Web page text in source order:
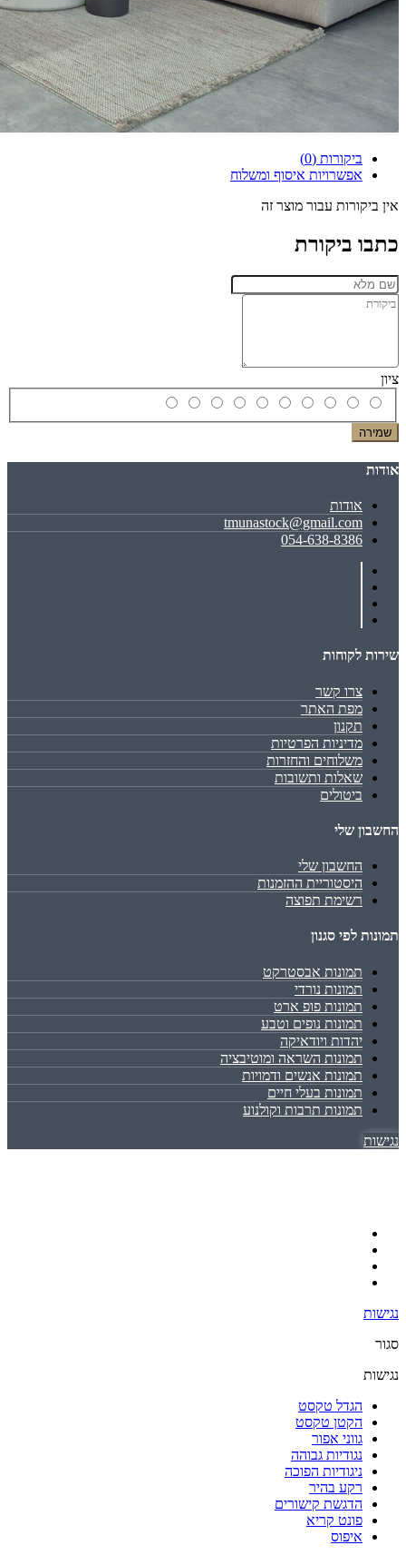
ביקורות (0)
אפשרויות איסוף ומשלוח
אין ביקורות עבור מוצר זה
כתבו ביקורת
ציון
שמירה
אודות
אודות
tmunastock@gmail.com
054-638-8386
שירות לקוחות
צרו קשר
מפת האתר
תקנון
מדיניות הפרטיות
משלוחים והחזרות
שאלות ותשובות
ביטולים
החשבון שלי
החשבון שלי
היסטוריית ההזמנות
רשימת תפוצה
תמונות לפי סגנון
תמונות אבסטרקט
תמונות נורדי
תמונות פופ ארט
תמונות נופים וטבע
יהדות ויודאיקה
תמונות השראה ומוטיבציה
תמונות אנשים ודמויות
תמונות בעלי חיים
תמונות תרבות וקולנוע
נגישות
נגישות
סגור
נגישות
הגדל טקסט
הקטן טקסט
גווני אפור
נגודיות גבוהה
ניגודיות הפוכה
רקע בהיר
הדגשת קישורים
פונט קריא
איפוס